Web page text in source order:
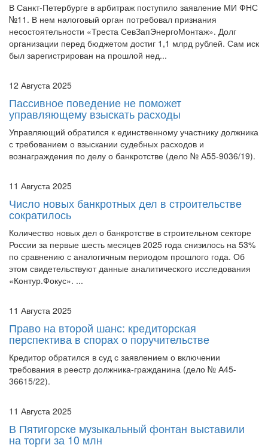
В Санкт-Петербурге в арбитраж поступило заявление МИ ФНС
№11. В нем налоговый орган потребовал признания
несостоятельности «Треста СевЗапЭнергоМонтаж». Долг
организации перед бюджетом достиг 1,1 млрд рублей. Сам иск
был зарегистрирован на прошлой нед...
12 Августа 2025
Пассивное поведение не поможет
управляющему взыскать расходы
Управляющий обратился к единственному участнику должника
с требованием о взыскании судебных расходов и
вознаграждения по делу о банкротстве (дело № А55-9036/19).
11 Августа 2025
Число новых банкротных дел в строительстве
сократилось
Количество новых дел о банкротстве в строительном секторе
России за первые шесть месяцев 2025 года снизилось на 53%
по сравнению с аналогичным периодом прошлого года. Об
этом свидетельствуют данные аналитического исследования
«Контур.Фокус». ...
11 Августа 2025
Право на второй шанс: кредиторская
перспектива в спорах о поручительстве
Кредитор обратился в суд с заявлением о включении
требования в реестр должника-гражданина (дело № А45-
36615/22).
11 Августа 2025
В Пятигорске музыкальный фонтан выставили
на торги за 10 млн